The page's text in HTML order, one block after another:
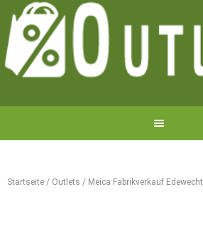
Startseite / Outlets / Meica Fabrikverkauf Edewecht